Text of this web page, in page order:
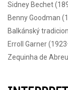
Sidney Bechet
Benny Goodman
Balkánský
Erroll Garner
Zequinha de